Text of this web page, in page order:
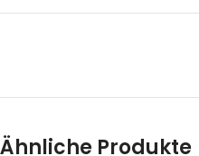
Ähnliche Produkte